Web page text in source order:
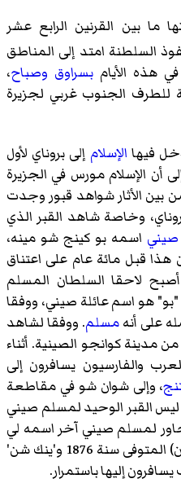
ما بين القرنين الرابع عشر
السلطنة امتد إلى المناطق
هذه الأيامبسراوق وصباح،
للطرف الجنوب غربي لجزيرة
فيها الإسلام إلى بروناي لأول
أن الإسلام مورس في الجزيرة
بين الأثار شواهد قبور وجدت
وخاصة شاهد القبر الذي
صيني اسمه بو كينج شو مينه،
سنة 1264، وكان هذا قبل مائة عام على اعتناق
أصبح لاحقا السلطان المسلم
"بو" هو اسم عائلة صيني، ووفقا
على أنهمسلم. ووفقا لشاهد
مدينة كوانجو الصينية. أثناء
والفارسيون يسافرون إلى
، وإلى شوان شو في مقاطعة
ليس القبر الوحيد لمسلم صيني
لمسلم صيني آخر اسمه لي
شيا زو من مدينة ينك شن (فوكيان) المتوفى سنة 1876 و'ينك شن'
إليها باستمرار.